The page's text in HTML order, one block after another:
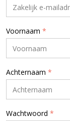
Voornaam *
Achternaam *
Wachtwoord *